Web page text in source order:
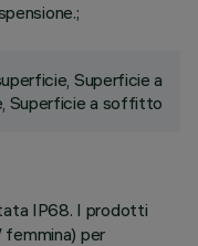
Superficie a
Superficie a soffitto
IP68. I prodotti
femmina) per